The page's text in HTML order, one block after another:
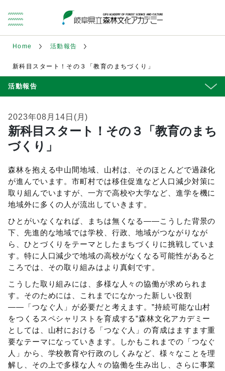
Home 活動報告
新科目スタート！その３「教育のまちづくり」
活動報告
2023年08月14日(月)
新科目スタート！その３「教育のまち
づくり」
森林を抱える中山間地域、山村は、そのほとんどで過疎化
が進んでいます。市町村では移住促進など人口減少対策に
取り組んでいますが、一方で高校や大学など、進学を機に
地域外に多くの人が流出していきます。
ひとがいなくなれば、まちは無くなる――こうした背景の
下、先進的な地域では学校、行政、地域がつながりなが
ら、ひとづくりをテーマとしたまちづくりに挑戦していま
す。特に人口減少で地域の高校がなくなる可能性があると
ころでは、その取り組みはより真剣です。
こうした取り組みには、多様な人々の協働が求められま
す。そのためには、これまでになかった新しい役割
――「つなぐ人」が必要だと考えます。”持続可能な山村
をつくるスペシャリストを育成する”森林文化アカデミー
としては、山村における「つなぐ人」の育成はますます重
要なテーマになっていきます。しかもこれまでの「つなぐ
人」から、学校教育や行政のしくみなど、様々なことを理
解し、その上で多様な人々の協働を生み出し、さらに事業